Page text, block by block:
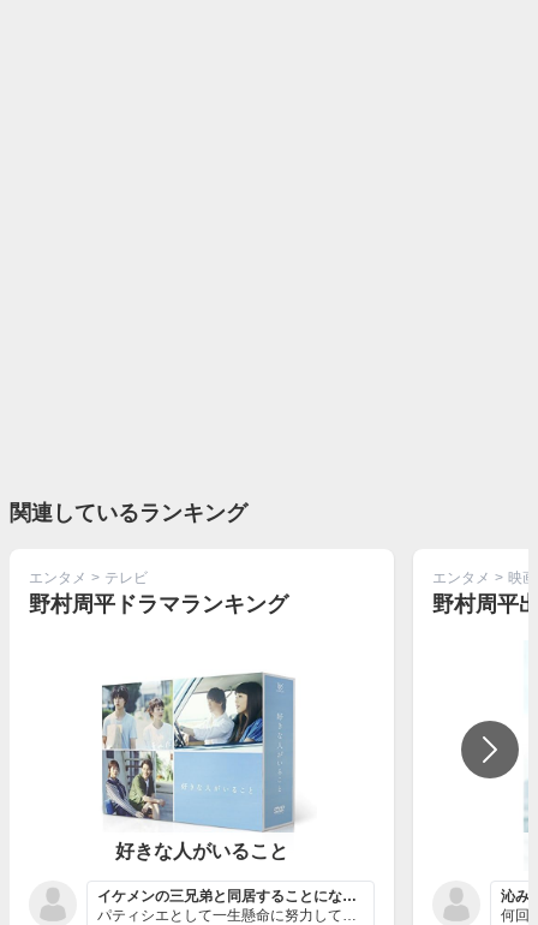
関連しているランキング
エンタメ > テレビ
野村周平ドラマランキング
好きな人がいること
イケメンの三兄弟と同居することになった美咲と三兄弟の間...
パティシエとして一生懸命に努力してきた美咲が急にクビに...
エンタメ > 映画
野村周平
沁み